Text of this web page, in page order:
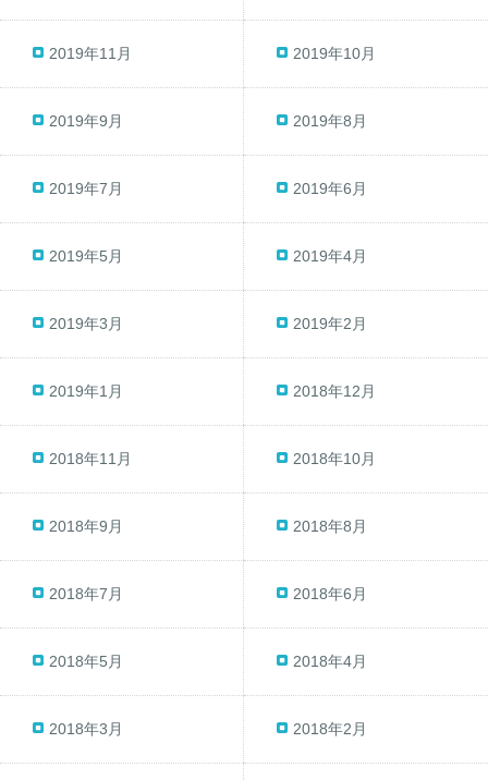
2019年11月 2019年10月
2019年9月 2019年8月
2019年7月 2019年6月
2019年5月 2019年4月
2019年3月 2019年2月
2019年1月 2018年12月
2018年11月 2018年10月
2018年9月 2018年8月
2018年7月 2018年6月
2018年5月 2018年4月
2018年3月 2018年2月